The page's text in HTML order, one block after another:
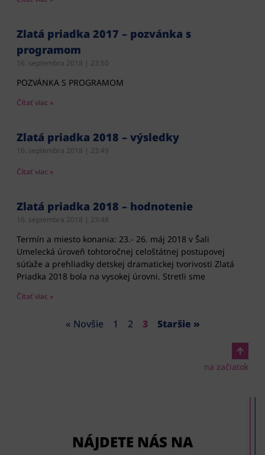
Zlatá priadka 2017 – pozvánka s
programom
16. septembra 2018 23:50
POZVÁNKA S PROGRAMOM
Čítať viac »
Zlatá priadka 2018 – výsledky
16. septembra 2018 23:49
Čítať viac »
Zlatá priadka 2018 – hodnotenie
16. septembra 2018 23:48
Termín a miesto konania: 23.- 26. máj 2018 v Šali
Umelecká úroveň tohtoročnej celoštátnej postupovej
súťaže a prehliadky detskej dramatickej tvorivosti Zlatá
Priadka 2018 bola na vysokej úrovni. Stretli sme
Čítať viac »
« Novšie 1 2 3 Staršie »
na začiatok
NÁJDETE NÁS NA